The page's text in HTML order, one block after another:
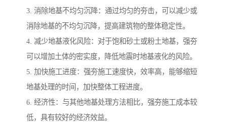
3. 消除地基不均匀沉降：通过均匀的夯击，可以减少或
消除地基的不均匀沉降，提高建筑物的整体稳定性。
4. 减少地基液化风险：对于饱和砂土或粉土地基，强夯
可以增加土体的密实度，降低地震时地基液化的风险。
5. 加快施工进度：强夯施工速度快，效率高，能够缩短
地基处理的时间，加快整体工程进度。
6. 经济性：与其他地基处理方法相比，强夯施工成本较
低，具有较好的经济效益。